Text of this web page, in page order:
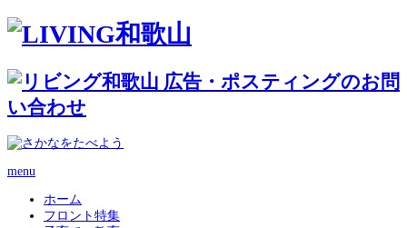
menu
ホーム
フロント特集